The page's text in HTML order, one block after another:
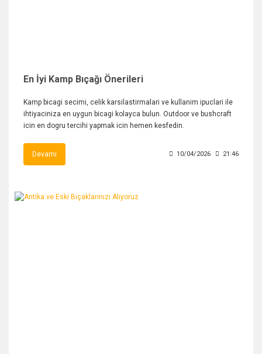
En İyi Kamp Bıçağı Önerileri
Kamp bicagi secimi, celik karsilastirmalari ve kullanim ipuclari ile
ihtiyaciniza en uygun bicagi kolayca bulun. Outdoor ve bushcraft
icin en dogru tercihi yapmak icin hemen kesfedin.
Devamı 10/04/2026 21:46